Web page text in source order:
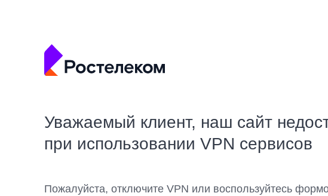
Уважаемый клиент, наш сайт
при использовании VPN сервисов
Пожалуйста, отключите VPN или воспользуйтесь